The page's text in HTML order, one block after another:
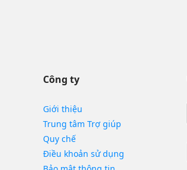
Công ty
Giới thiệu
Trung tâm Trợ giúp
Quy chế
Điều khoản sử dụng